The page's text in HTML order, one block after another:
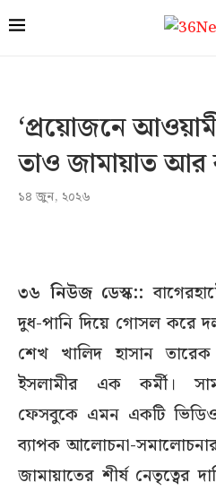
‘প্রয়োজনে
তাও জামায়াত আর
১৪ জুন, ২০২৬
৩৬ নিউজ ডেস্ক::
দুধ-পানি দিয়ে গোসল করে
শেখ খালিদ হাসান
ইসলামীর এক কর্মী।
ফেসবুকে এমন একটি
ব্যাপক আলোচনা-সমালোচনার
জামায়াতের শীর্ষ নেতৃত্বের